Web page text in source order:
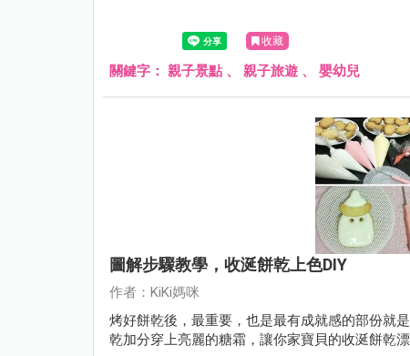
收藏
關鍵字： 親子景點 、 親子旅遊 、 嬰幼兒
圖解步驟教學，收涎餅乾上色DIY
作者：KiKi媽咪
烤好餅乾後，最重要，也是最有成就感的部份就
乾加分穿上亮麗的糖霜，讓你家寶貝的收涎餅乾